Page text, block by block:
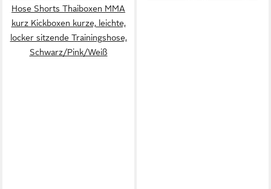
Hose Shorts Thaiboxen MMA
kurz Kickboxen kurze, leichte,
locker sitzende Trainingshose,
Schwarz/Pink/Weiß